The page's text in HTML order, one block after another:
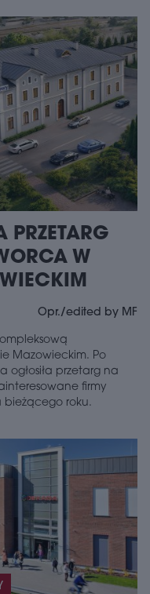
PRZETARG
W
Opr./edited by MF
Mazowieckim. Po
ogłosiła przetarg na
firmy
bieżącego roku.